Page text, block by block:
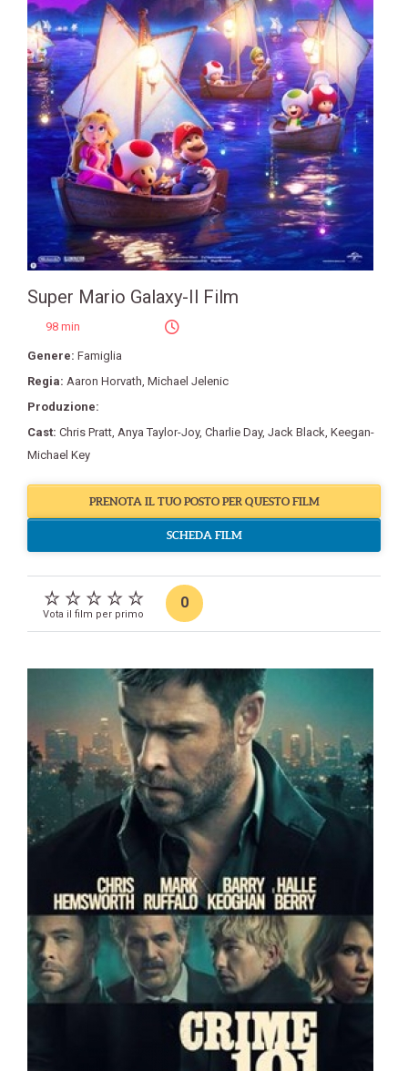
Super Mario Galaxy-Il Film
98 min
Genere: Famiglia
Regia: Aaron Horvath Michael Jelenic
Produzione:
Cast: Chris Pratt Anya Taylor-Joy, Charlie Day, Jack Black Keegan-
Michael Key
PRENOTA IL TUO POSTO PER QUESTO FILM
SCHEDA FILM
Vota il film per primo
0